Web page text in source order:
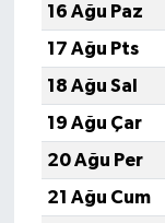
16 Ağu Paz
17 Ağu Pts
18 Ağu Sal
19 Ağu Çar
20 Ağu Per
21 Ağu Cum